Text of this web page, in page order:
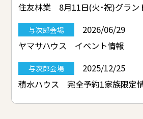
住友林業 8月11日(火･祝)グラン
与次郎会場
2026/06/29
ヤマサハウス イベント情報
与次郎会場
2025/12/25
積水ハウス 完全予約1家族限定